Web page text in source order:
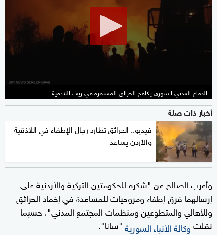
minutes,
seconds
الدفاع المدني السوري يكافح الحرائق المستمرة في ريف اللاذقية
أخبار ذات صلة
فيديو.. الحرائق تطارد رجال الإطفاء في اللاذقية
والأردن يساعد
وأعرب الصالح عن "شكره للحكومتين التركية والأردنية على
إرسالهما فرق إطفاء ومروحيات للمساعدة في إخماد الحرائق
وللأهالي والمتطوعين ومنظمات المجتمع المدني"، حسبما
نقلتوكالة الأنباء السورية "سانا".